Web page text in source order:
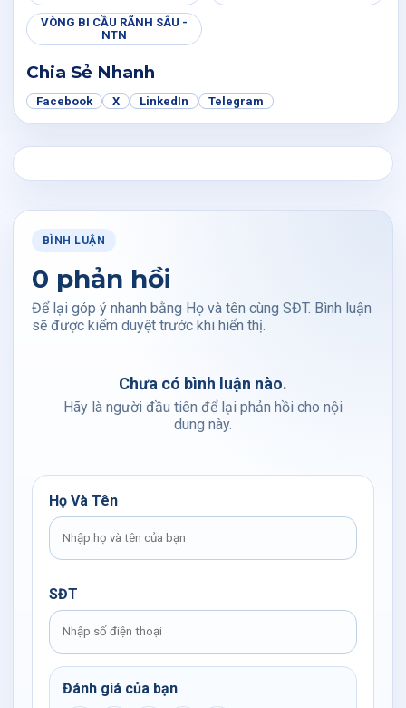
VÒNG BI CẦU RÃNH SÂU -
NTN
Chia Sẻ Nhanh
Facebook X LinkedIn Telegram
BÌNH LUẬN
0 phản hồi
Để lại góp ý nhanh bằng Họ và tên cùng SĐT. Bình luận
sẽ được kiểm duyệt trước khi hiển thị.
Chưa có bình luận nào.
Hãy là người đầu tiên để lại phản hồi cho nội
dung này.
Họ Và Tên
SĐT
Đánh giá của bạn